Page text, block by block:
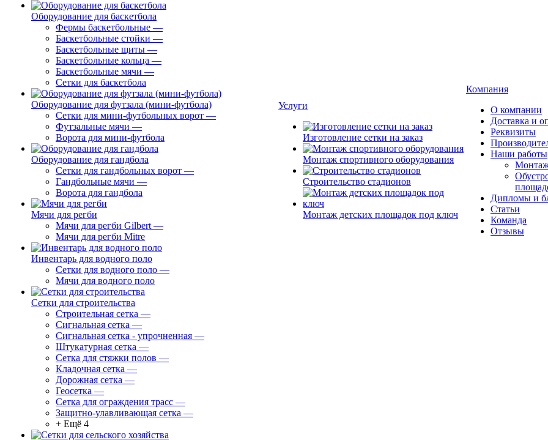
Оборудование для баскетбола
Фермы баскетбольные —
Баскетбольные стойки —
Баскетбольные щиты —
Баскетбольные кольца —
Баскетбольные мячи —
Сетки для баскетбола
Оборудование для футзала (мини-футбола)
Сетки для мини-футбольных ворот —
Футзальные мячи —
Ворота для мини-футбола
Оборудование для гандбола
Сетки для гандбольных ворот —
Гандбольные мячи —
Ворота для гандбола
Мячи для регби
Мячи для регби Gilbert —
Мячи для регби Mitre
Инвентарь для водного поло
Сетки для водного поло —
Мячи для водного поло
Сетки для строительства
Строительная сетка —
Сигнальная сетка —
Сигнальная сетка - упрочненная —
Штукатурная сетка —
Сетка для стяжки полов —
Кладочная сетка —
Дорожная сетка —
Геосетка —
Сетка для ограждения трасс —
Защитно-улавливающая сетка —
+ Ещё 4
Услуги
Изготовление сетки на заказ
Монтаж спортивного оборудования
Строительство стадионов
Монтаж детских площадок под ключ
Компания
О компании
Доставка и
Реквизиты
Наши работы
Дипломы и
Статьи
Команда
Отзывы